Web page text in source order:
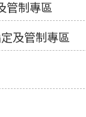
管制專區
及管制專區